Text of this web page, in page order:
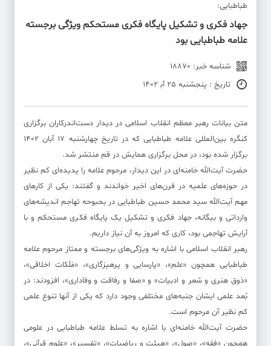
طباطبایی:
جهاد فکری و تشکیل پایگاه فکری مستحکم ویژگی برجسته
علامه طباطبایی بود
شناسه خبر: 18870
تاریخ : پنجشنبه 25 آب‍ 1402
متن بیانات رهبر معظم انقلاب اسلامی در دیدار دست‌اندرکاران برگزاری
کنگره بین‌المللی علامه طباطبایی که در تاریخ چهارشنبه ۱۷ آبان ۱۴۰۲
برگزار شده بود، در محل برگزاری همایش در قم منتشر شد.
حضرت آیت‌الله خامنه‌ای در این دیدار، مرحوم علامه را پدیده‌ای کم نظیر
در حوزه‌های علمیه در قرن‌های اخیر خواندند و گفتند: یکی از کارهای
مهم آیت‌الله سید محمد حسین طباطبایی در بحبوحه تهاجم اندیشه‌های
وارداتی و بیگانه، جهاد فکری و تشکیل یک پایگاه فکری مستحکم و با
آرایش تهاجمی بود، کاری که امروز به آن نیاز داریم.
رهبر انقلاب اسلامی با اشاره به ویژگی‌های برجسته و ممتاز مرحوم علامه
طباطبایی همچون «علم»، «پارسایی و پرهیزگاری»، «مَلَکات اخلاقی»،
«ذوق هنری و شعر و ادبیات» و «صفا و رفاقت و وفاداری»، افزودند: در
بُعد علمی ایشان جنبه‌های مختلفی وجود دارد که یکی از آنها تنوع علمی
کم نظیر آن مرحوم است.
حضرت آیت‌الله خامنه‌ای با اشاره به تسلط علامه طباطبایی در علومی
همچون «فقه»، «صول»، «هیئت و ریاضیات»، «تفسیر»، «علوم قرآنی»،